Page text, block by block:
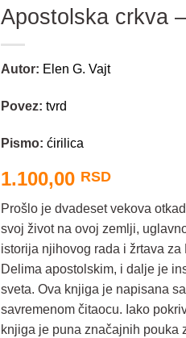
Apostolska crkva
Autor: Elen G. Vajt
Povez: tvrd
Pismo: ćirilica
1.100,00 RSD
Prošlo je dvadeset vekova
svoj život na ovoj zemlji,
istorija njihovog rada i žrtava
Delima apostolskim, i dalje je
sveta. Ova knjiga je napisana
savremenom čitaocu. Iako
knjiga je puna značajnih pouka